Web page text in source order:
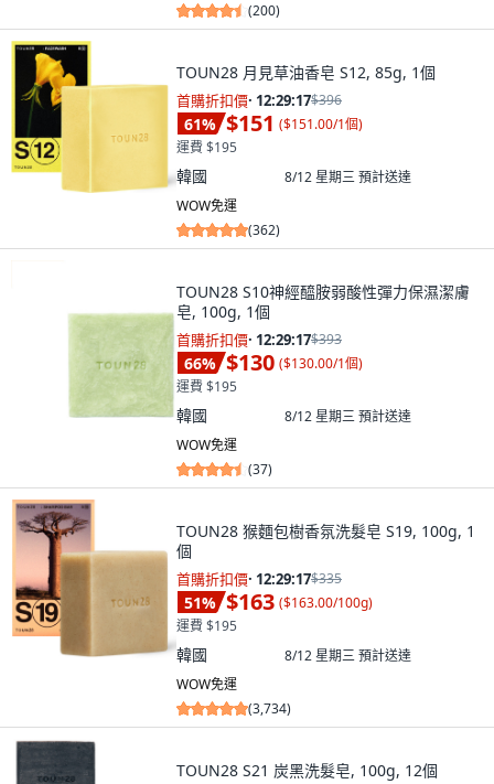
(200)
TOUN28 月見草油香皂 S12, 85g, 1個
首購折扣價· 12:29:15$396
61% $151 ($151.00/1個)
運費 $195
韓國 8/12 星期三預計送達
WOW免運
(362)
TOUN28 S10神經醯胺弱酸性彈力保濕潔膚
皂, 100g, 1個
首購折扣價· 12:29:15$393
66% $130 ($130.00/1個)
運費 $195
韓國 8/12 星期三預計送達
WOW免運
(37)
TOUN28 猴麵包樹香氛洗髮皂 S19, 100g, 1
個
首購折扣價· 12:29:15$335
51% $163 ($163.00/100g)
運費 $195
韓國 8/12 星期三預計送達
WOW免運
(3,734)
TOUN28 S21 炭黑洗髮皂, 100g, 12個